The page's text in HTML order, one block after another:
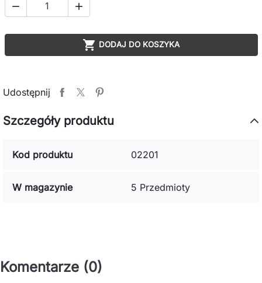
 
 DODAJ DO KOSZYKA
Udostępnij
Szczegóły produktu
Kod produktu 02201
W magazynie 5 Przedmioty
Komentarze (0)